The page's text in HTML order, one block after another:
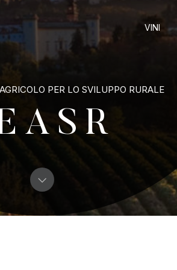
VINI
NOSTRA PRODUZIONE
DI VENDITA SMALTIMENTO
PER LO SVILUPPO RURALE